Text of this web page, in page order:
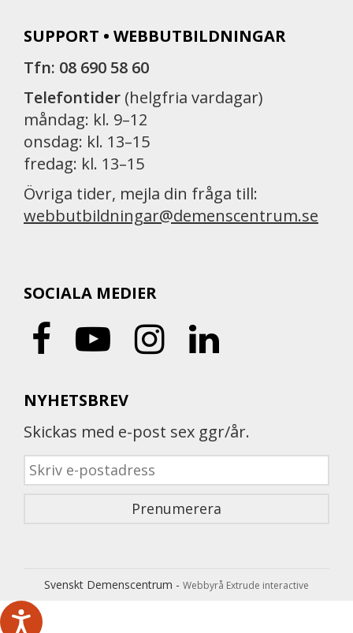
SUPPORT • WEBBUTBILDNINGAR
Tfn: 08 690 58 60
Telefontider (helgfria vardagar)
måndag: kl. 9–12
onsdag: kl. 13–15
fredag: kl. 13–15
Övriga tider, mejla din fråga till:
webbutbildningar@demenscentrum.se
SOCIALA MEDIER
NYHETSBREV
Skickas med e-post sex ggr/år.
Svenskt Demenscentrum - Webbyrå Extrude interactive